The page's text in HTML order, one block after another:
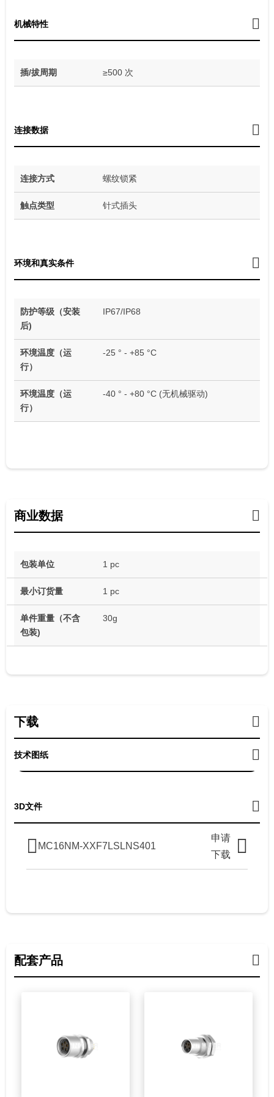
机械特性
插/拔周期 ≥500 次
连接数据
连接方式 螺纹锁紧
触点类型 针式插头
环境和真实条件
防护等级（安装
后)
IP67/IP68
环境温度（运
行）
-25 ° - +85 °C
环境温度（运
行）
-40 ° - +80 °C (无机械驱动)
商业数据
包装单位 1 pc
最小订货量 1 pc
单件重量（不含
包装)
30g
下载
技术图纸
3D文件
MC16NM-XXF7LSLNS401
申请
下载
配套产品